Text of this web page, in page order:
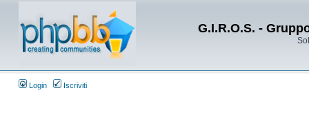
G.I.R.O.S. -
Login Iscriviti